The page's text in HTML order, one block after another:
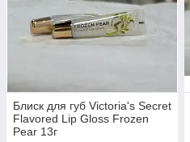
Блиск для губ Victoria's Secret
Flavored Lip Gloss Frozen
Pear 13г